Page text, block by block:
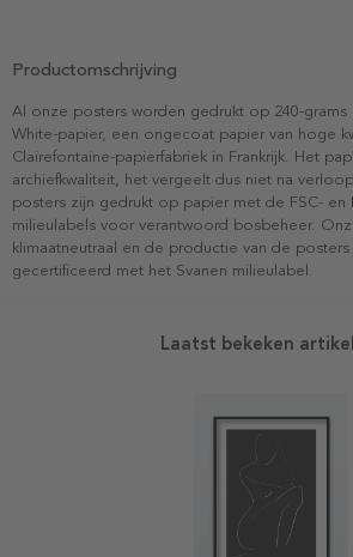
Productomschrijving
Al onze posters worden gedrukt op 240-grams
White-papier, een ongecoat papier van hoge
Clairefontaine-papierfabriek in Frankrijk. Het
archiefkwaliteit, het vergeelt dus niet na
posters zijn gedrukt op papier met de FSC- en
milieulabels voor verantwoord bosbeheer.
klimaatneutraal en de productie van de
gecertificeerd met het Svanen milieulabel.
Laatst bekeken